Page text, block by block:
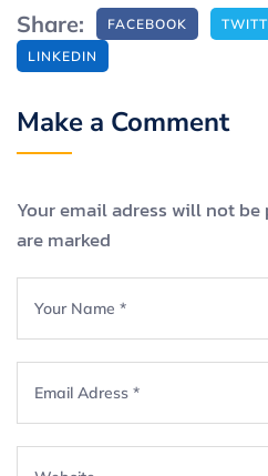
Share: FACEBOOK
LINKEDIN
Make a Comment
Your email adress will not
are marked